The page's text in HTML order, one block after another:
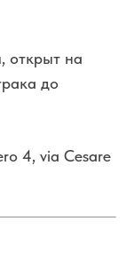
открыт на
до
4, via Cesare